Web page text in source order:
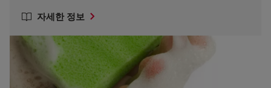
자세한 정보